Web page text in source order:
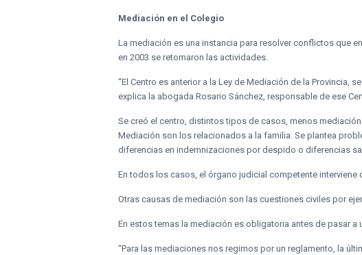
Mediación en el Colegio
La mediación es una instancia para resolver conflictos que
en 2003 se retomaron las actividades.
“El Centro es anterior a la Ley de Mediación de la Provincia,
explica la abogada Rosario Sánchez, responsable de ese
Se creó el centro, distintos tipos de casos, menos
Mediación son los relacionados a la familia. Se plantea
diferencias en indemnizaciones por despido o diferencias
En todos los casos, el órgano judicial competente interviene
Otras causas de mediación son las cuestiones civiles por
En estos temas la mediación es obligatoria antes de pasar a
“Para las mediaciones nos regimos por un reglamento, la